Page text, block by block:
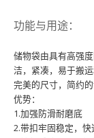
功能与用途：
储物袋由具有高强
洁，紧凑，易于搬运
完美的尺寸，简约
优势：
1.加强防滑耐磨底
2.带扣牢固稳定，